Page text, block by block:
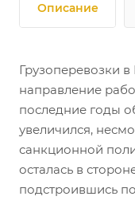
Описание
Грузоперевозки
направление
последние годы
увеличился,
санкционной
осталась в
подстроившись